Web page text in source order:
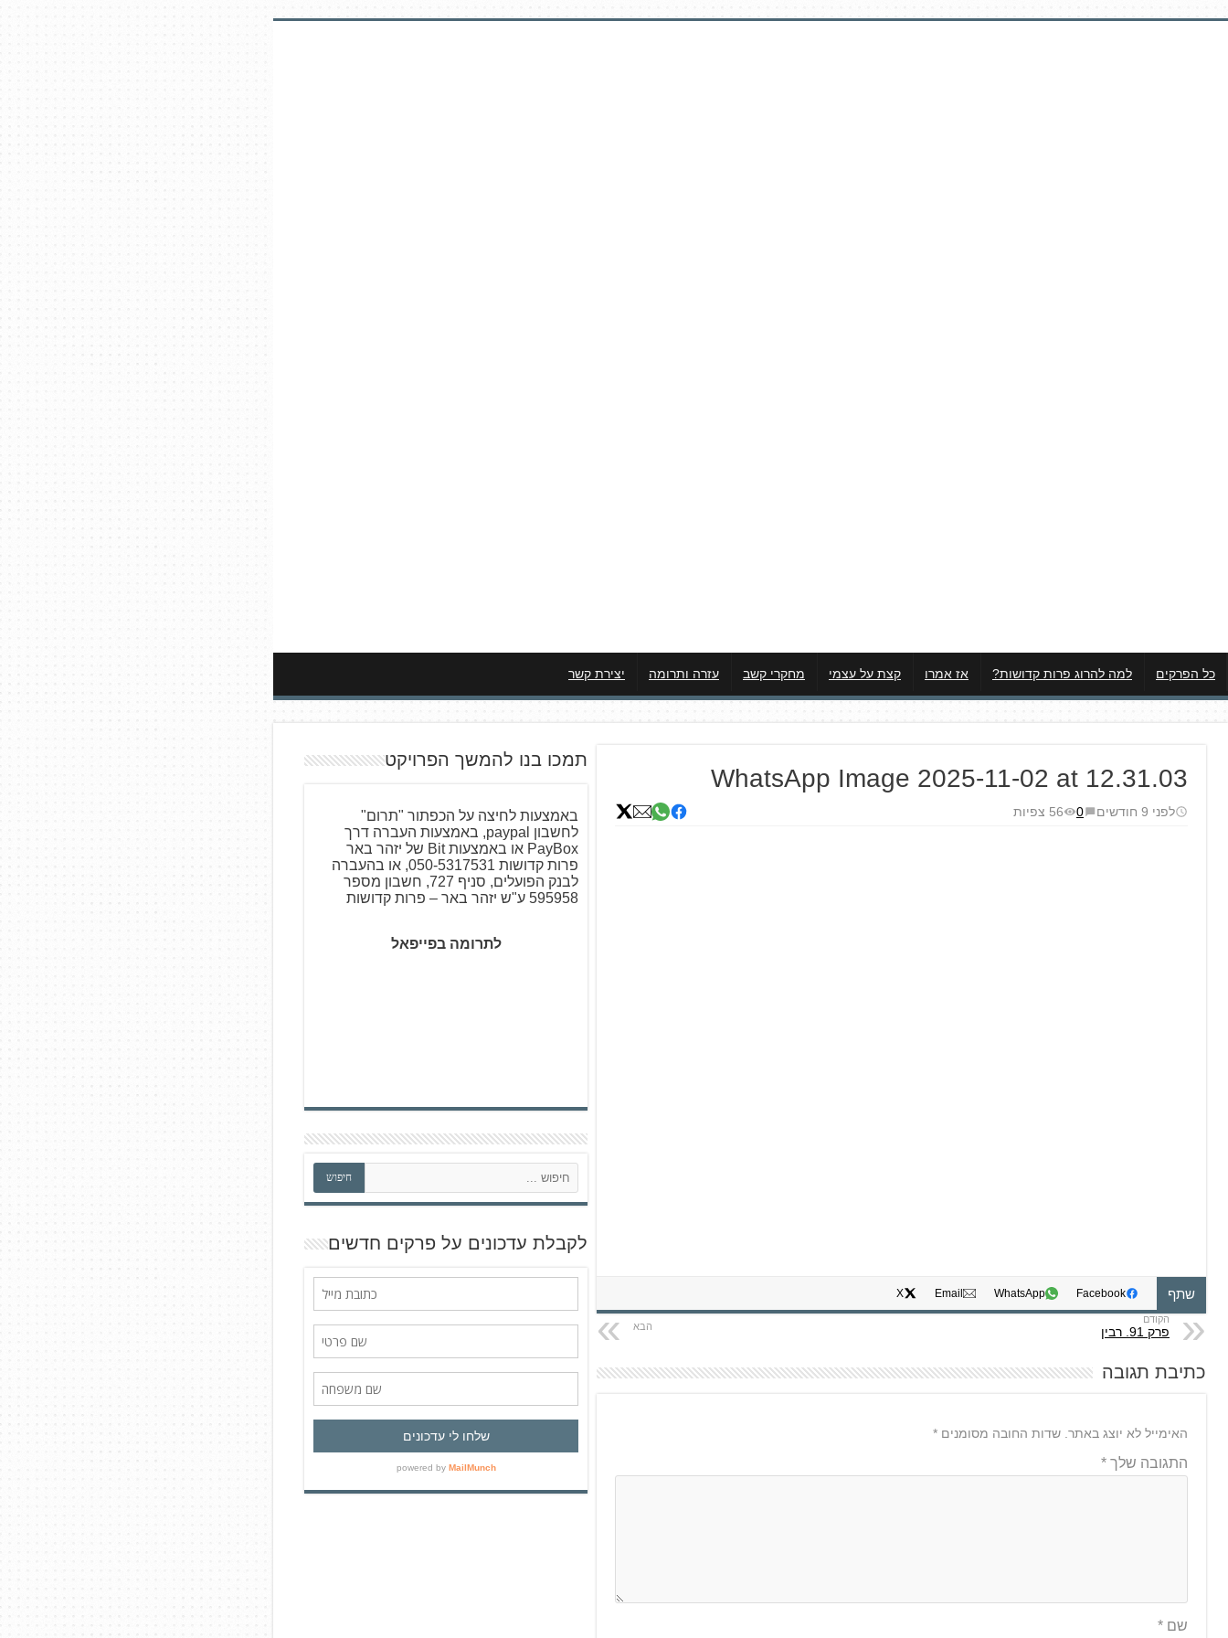
לדלג
כל הפרקים למה להרוג פרות קדושות? אז אמרו קצת על עצמי מחקרי קשב עזרה ותרומה יצירת קשר
WhatsApp Image 2025-11-02 at 12.31.03
לפני 9 חודשים 0 56 צפיות
שתף Facebook
WhatsApp
Email
X
פרק 91. רבין
כתיבת תגובה
האימייל לא יוצג באתר. שדות החובה מסומנים *
התגובה שלך *
שם *
תמכו בנו להמשך הפרויקט
באמצעות לחיצה על הכפתור "תרום"
לחשבון paypal, באמצעות העברה דרך
PayBox או באמצעות Bit של יזהר באר
פרות קדושות 050-5317531, או בהעברה
לבנק הפועלים, סניף 727, חשבון מספר
595958 ע"ש יזהר באר – פרות קדושות
לתרומה בפייפאל
פ
ש
חיפוש
לקבלת עדכונים על פרקים חדשים